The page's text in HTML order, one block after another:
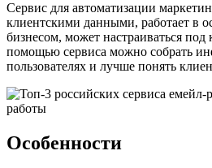
Сервис для автоматизации
клиентскими данными, работает в
бизнесом, может настраиваться под
помощью сервиса можно собрать
пользователях и лучше понять
Особенности